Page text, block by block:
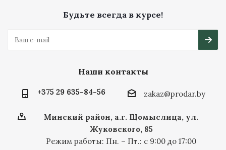
Будьте всегда в курсе!
Наши контакты
+375 29 635-84-56 zakaz@prodar.by
Минский район, а.г. Щомыслица, ул.
Жуковского, 85
Режим работы: Пн. – Пт.: с 9:00 до 17:00